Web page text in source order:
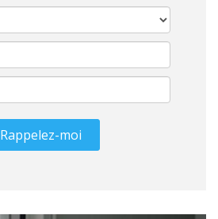
Rappelez-moi